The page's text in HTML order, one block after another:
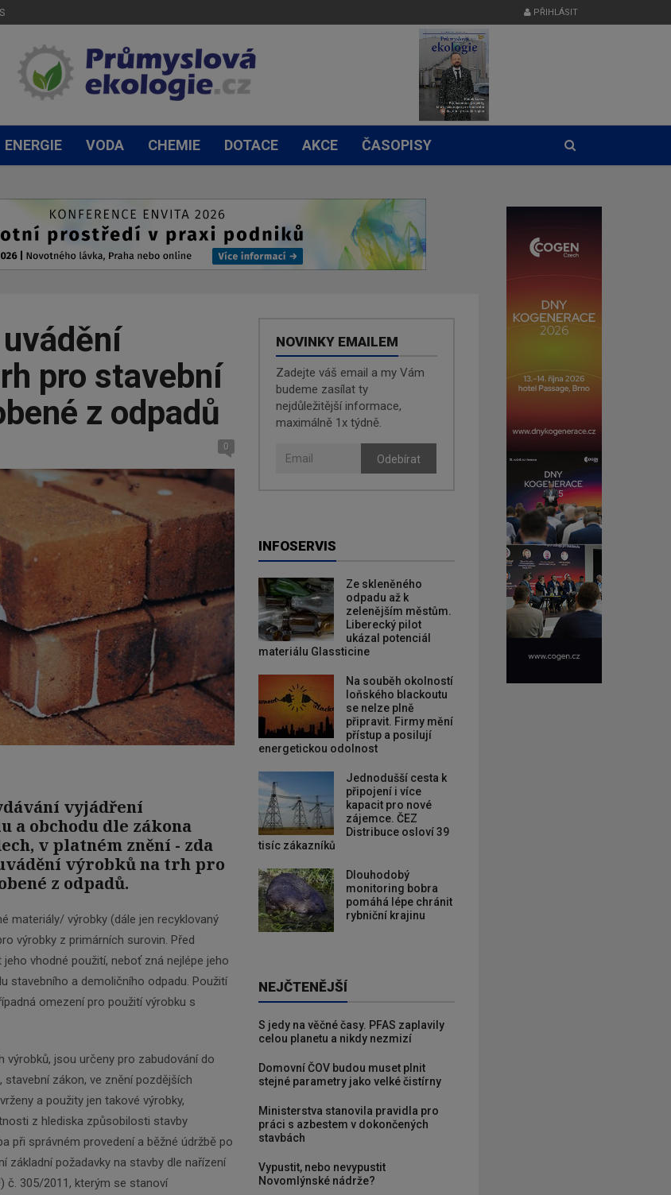
PŘIHLÁSIT
ENERGIE VODA CHEMIE DOTACE AKCE ČASOPISY
pro stavební
z odpadů
0
vyjádření
obchodu dle zákona
v platném znění - zda
výrobků na trh pro
z odpadů.
materiály/ výrobky (dále jen recyklovaný
výrobky z primárních surovin. Před
vhodné použití, neboť zná nejlépe jeho
stavebního a demoličního odpadu. Použití
omezení pro použití výrobku s
výrobků, jsou určeny pro zabudování do
stavební zákon, ve znění pozdějších
a použity jen takové výrobky,
z hlediska způsobilosti stavby
při správném provedení a běžné údržbě po
základní požadavky na stavby dle nařízení
č. 305/2011, kterým se stanoví
NOVINKY EMAILEM
Zadejte váš email a my Vám
budeme zasílat ty
nejdůležitější informace,
maximálně 1x týdně.
Odebírat
INFOSERVIS
Ze skleněného
odpadu až k
zelenějším městům.
Liberecký pilot
ukázal potenciál
materiálu Glassticine
Na souběh okolností
loňského blackoutu
se nelze plně
připravit. Firmy mění
přístup a posilují
energetickou odolnost
Jednodušší cesta k
připojení i více
kapacit pro nové
zájemce. ČEZ
Distribuce osloví 39
tisíc zákazníků
Dlouhodobý
monitoring bobra
pomáhá lépe chránit
rybniční krajinu
NEJČTENĚJŠÍ
S jedy na věčné časy. PFAS zaplavily
celou planetu a nikdy nezmizí
Domovní ČOV budou muset plnit
stejné parametry jako velké čistírny
Ministerstva stanovila pravidla pro
práci s azbestem v dokončených
stavbách
Vypustit, nebo nevypustit
Novomlýnské nádrže?